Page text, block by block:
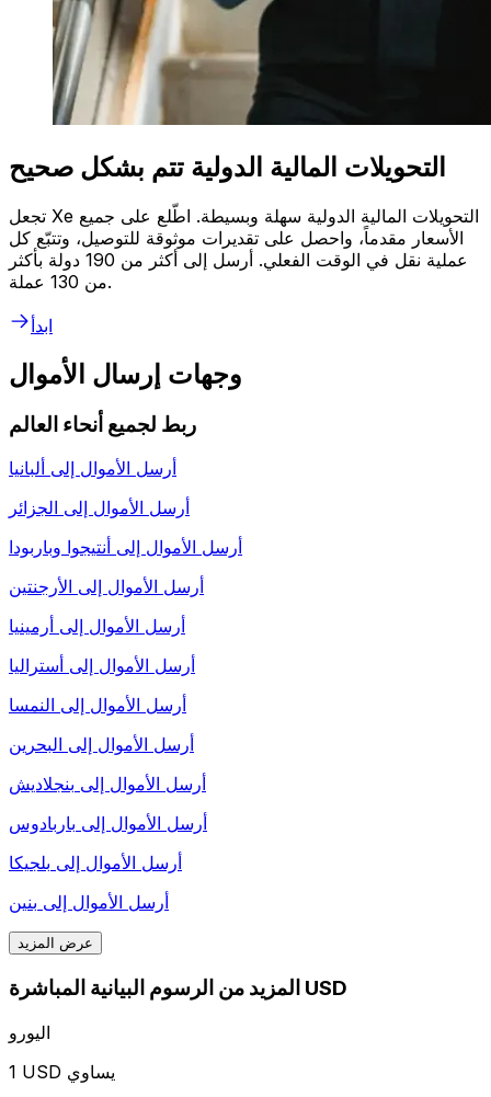
التحويلات المالية الدولية تتم بشكل صحيح
تجعل Xe التحويلات المالية الدولية سهلة وبسيطة. اطّلع على جميع
الأسعار مقدماً، واحصل على تقديرات موثوقة للتوصيل، وتتبّع كل
عملية نقل في الوقت الفعلي. أرسل إلى أكثر من 190 دولة بأكثر
من 130 عملة.
ابدأ
وجهات إرسال الأموال
ربط لجميع أنحاء العالم
أرسل الأموال إلى ألبانيا
أرسل الأموال إلى الجزائر
أرسل الأموال إلى أنتيجوا وباربودا
أرسل الأموال إلى الأرجنتين
أرسل الأموال إلى أرمينيا
أرسل الأموال إلى أستراليا
أرسل الأموال إلى النمسا
أرسل الأموال إلى البحرين
أرسل الأموال إلى بنجلاديش
أرسل الأموال إلى باربادوس
أرسل الأموال إلى بلجيكا
أرسل الأموال إلى بنين
عرض المزيد
المزيد من الرسوم البيانية المباشرة USD
اليورو
1 USD يساوي